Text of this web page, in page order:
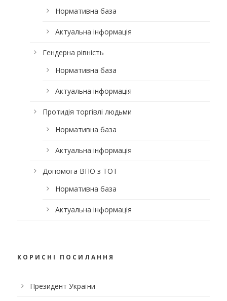
Нормативна база
Актуальна інформація
Гендерна рівність
Нормативна база
Актуальна інформація
Протидія торгівлі людьми
Нормативна база
Актуальна інформація
Допомога ВПО з ТОТ
Нормативна база
Актуальна інформація
КОРИСНІ ПОСИЛАННЯ
Президент України